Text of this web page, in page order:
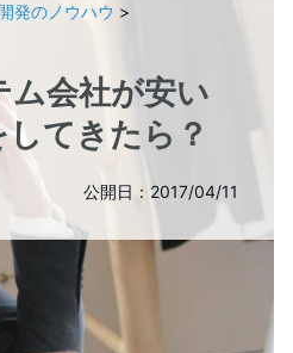
発のノウハウ >
会社が安い
てきたら？
公開日：2017/04/11